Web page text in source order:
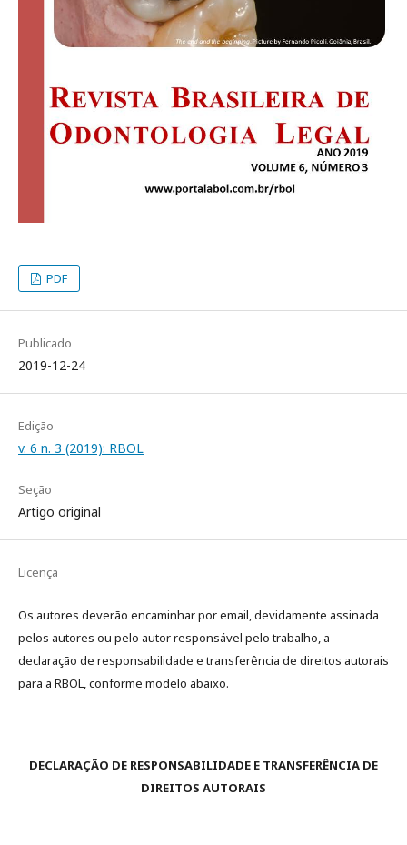
PDF
Publicado
2019-12-24
Edição
v. 6 n. 3 (2019): RBOL
Seção
Artigo original
Licença
Os autores deverão encaminhar por email, devidamente assinada
pelos autores ou pelo autor responsável pelo trabalho, a
declaração de responsabilidade e transferência de direitos autorais
para a RBOL, conforme modelo abaixo.
DECLARAÇÃO DE RESPONSABILIDADE E TRANSFERÊNCIA DE
DIREITOS AUTORAIS